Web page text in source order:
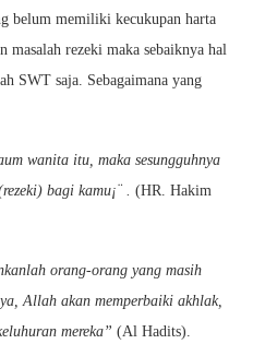
belum memiliki kecukupan harta
masalah rezeki maka sebaiknya hal
SWT saja. Sebagaimana yang
wanita itu, maka sesungguhnya
bagi kamu¡¨ . (HR. Hakim
orang-orang yang masih
Allah akan memperbaiki akhlak,
mereka” (Al Hadits).